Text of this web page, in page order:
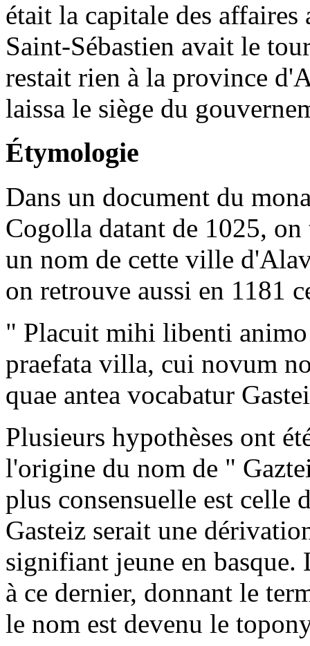
était la capitale des affaires
Saint-Sébastien avait le
restait rien à la province
laissa le siège du
Étymologie
Dans un document du
Cogolla datant de 1025,
un nom de cette ville
on retrouve aussi en 1181
" Placuit mihi libenti animo
praefata villa, cui novum
quae antea vocabatur
Plusieurs hypothèses ont
l'origine du nom de "
plus consensuelle est
Gasteiz serait une
signifiant jeune en
à ce dernier, donnant le
le nom est devenu le